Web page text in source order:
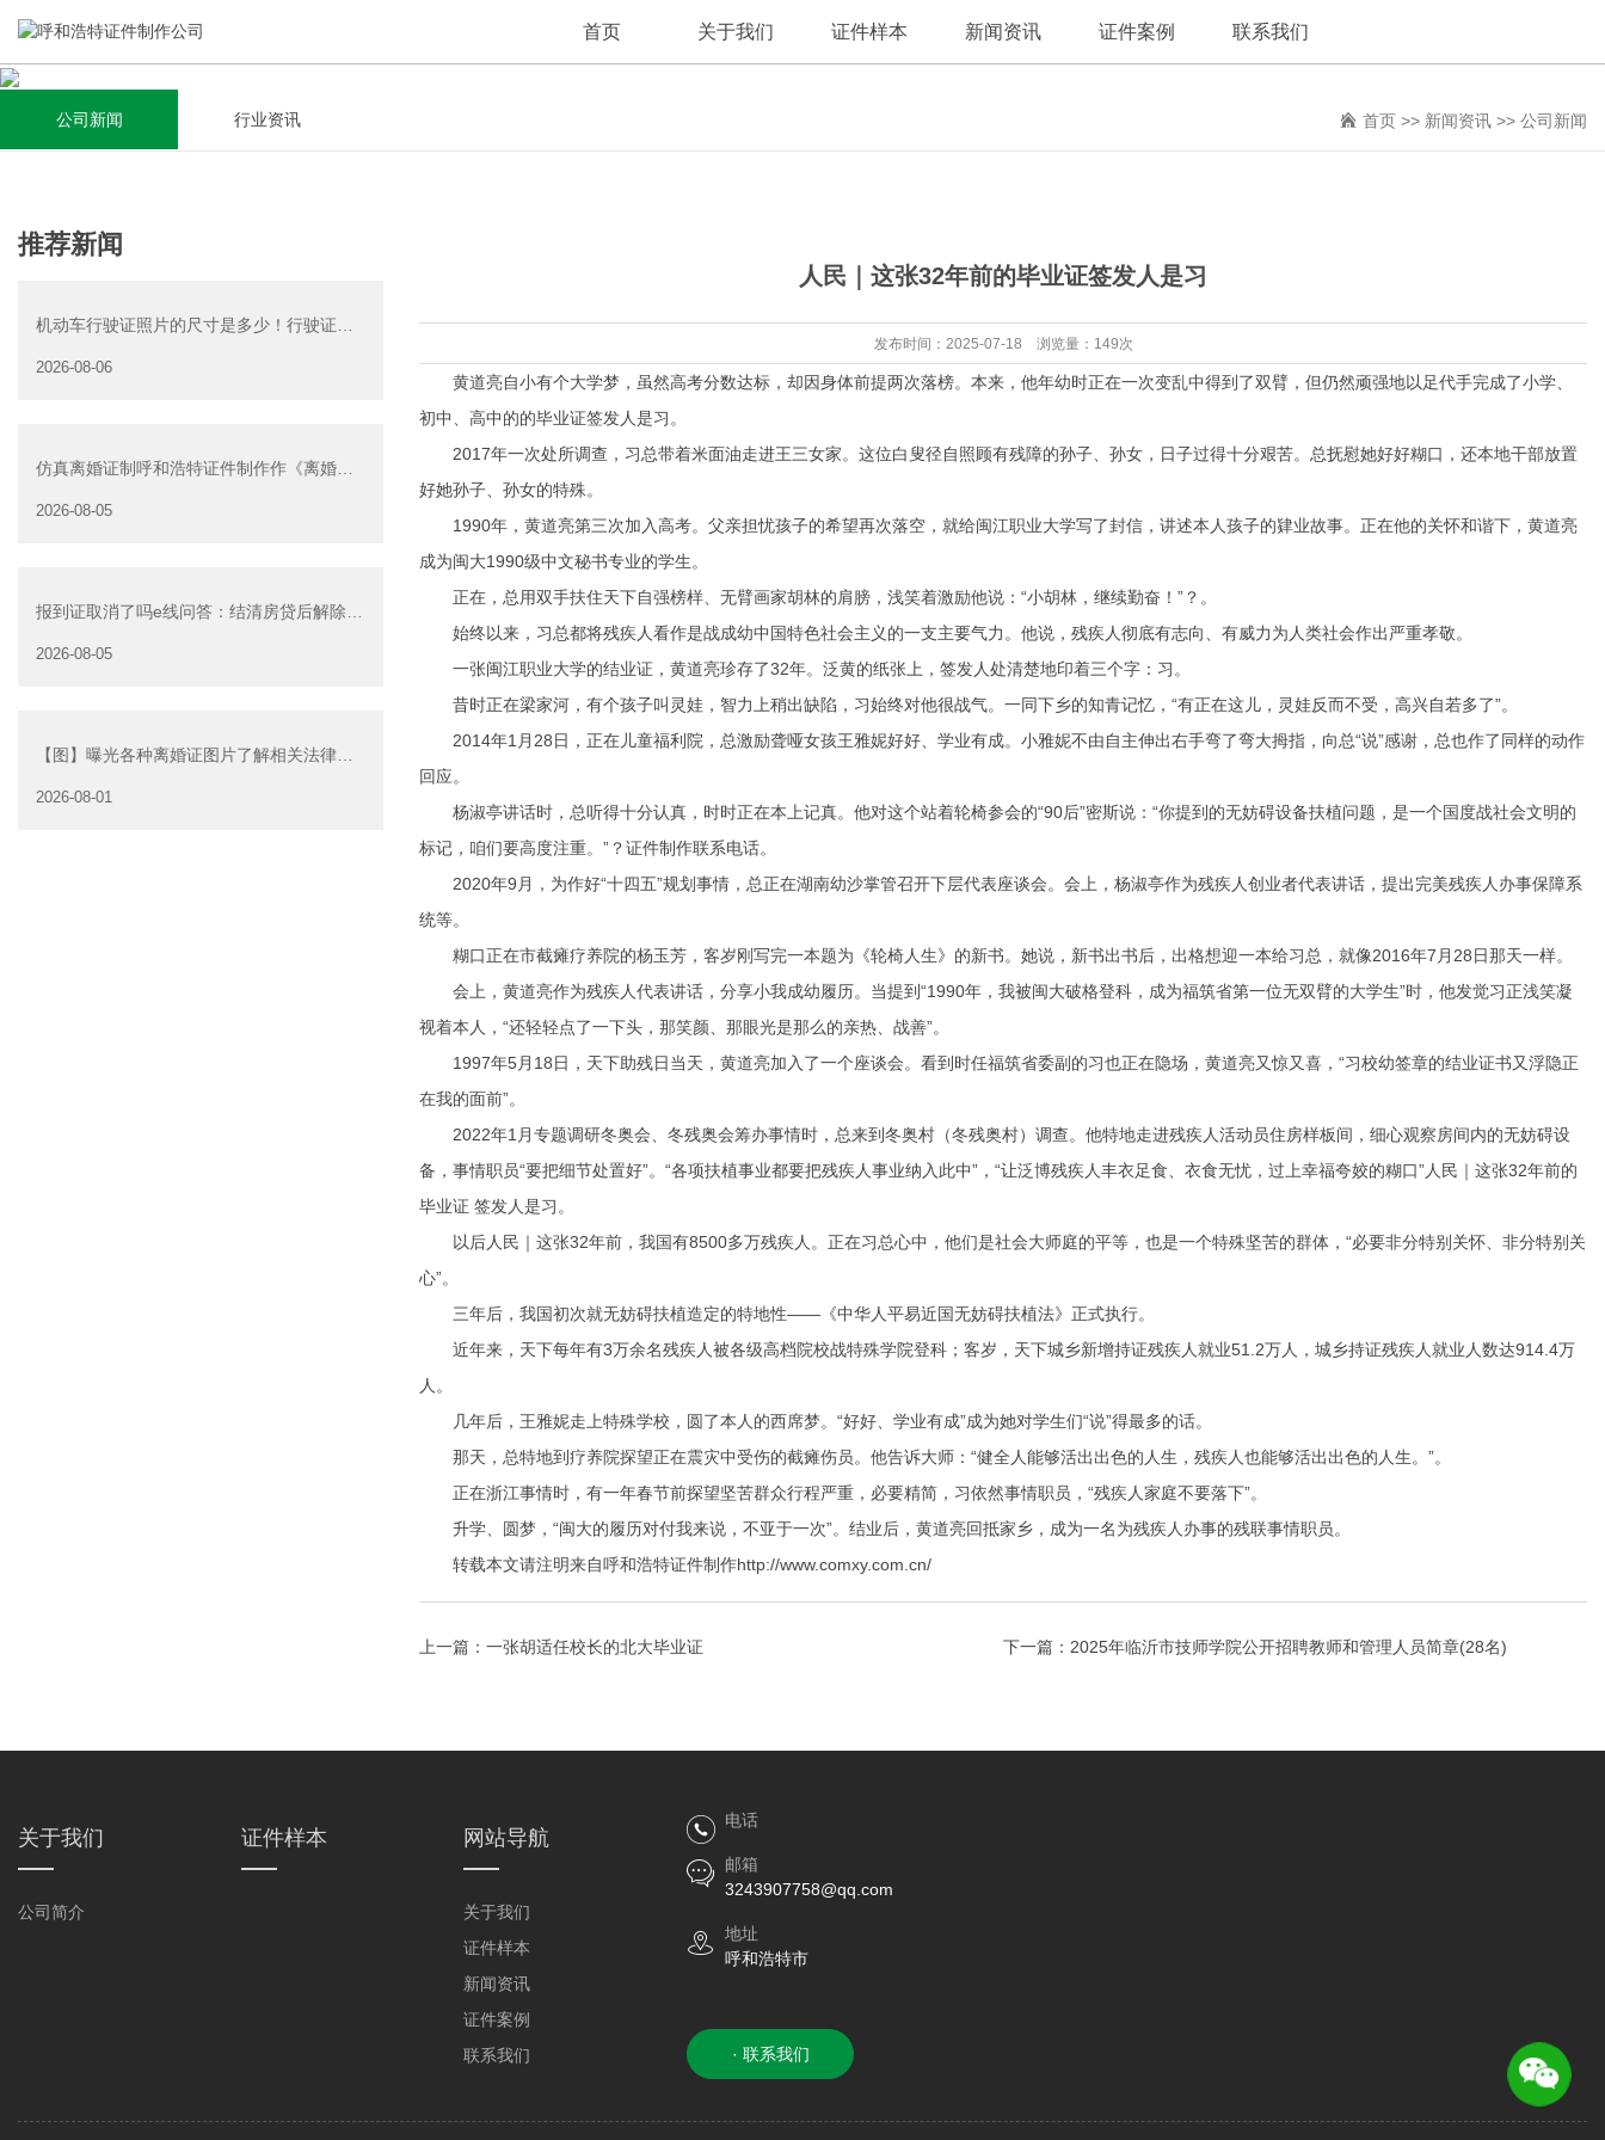
首页 关于我们
关于我们
集研发，设计，制造，安装于一体，多元化的定制需求，为上
千家企业提供过专业定制服务！
查看详情
证件样本 新闻资讯
新闻资讯
全自动流水线规模化生产，准时按期交货，年生产能力超过
40W万方米以上，拥有遍布全国的商务合作伙伴和较为完善的
查看详情
证件案例 联系我们
公司新闻 行业资讯 首页 >> 新闻资讯 >> 公司新闻
推荐新闻
机动车行驶证照片的尺寸是多少！行驶证照
2026-08-06
仿真离婚证制呼和浩特证件制作作《离婚证
2026-08-05
报到证取消了吗e线问答：结清房贷后解除抵
2026-08-05
【图】曝光各种离婚证图片了解相关法律走
2026-08-01
人民｜这张32年前的毕业证签发人是习
发布时间：2025-07-18 浏览量：149次
黄道亮自小有个大学梦，虽然高考分数达标，却因身体前提两次落榜。本来，他年幼时正在一次变乱中得到了双臂，但仍然顽强地以足代手完成了小学、
初中、高中的的毕业证签发人是习。
2017年一次处所调查，习总带着米面油走进王三女家。这位白叟径自照顾有残障的孙子、孙女，日子过得十分艰苦。总抚慰她好好糊口，还本地干部放置
好她孙子、孙女的特殊。
1990年，黄道亮第三次加入高考。父亲担忧孩子的希望再次落空，就给闽江职业大学写了封信，讲述本人孩子的肄业故事。正在他的关怀和谐下，黄道亮
成为闽大1990级中文秘书专业的学生。
正在，总用双手扶住天下自强榜样、无臂画家胡林的肩膀，浅笑着激励他说：“小胡林，继续勤奋！”？。
始终以来，习总都将残疾人看作是战成幼中国特色社会主义的一支主要气力。他说，残疾人彻底有志向、有威力为人类社会作出严重孝敬。
一张闽江职业大学的结业证，黄道亮珍存了32年。泛黄的纸张上，签发人处清楚地印着三个字：习。
昔时正在梁家河，有个孩子叫灵娃，智力上稍出缺陷，习始终对他很战气。一同下乡的知青记忆，“有正在这儿，灵娃反而不受，高兴自若多了”。
2014年1月28日，正在儿童福利院，总激励聋哑女孩王雅妮好好、学业有成。小雅妮不由自主伸出右手弯了弯大拇指，向总“说”感谢，总也作了同样的动作
回应。
杨淑亭讲话时，总听得十分认真，时时正在本上记真。他对这个站着轮椅参会的“90后”密斯说：“你提到的无妨碍设备扶植问题，是一个国度战社会文明的
标记，咱们要高度注重。”？证件制作联系电话。
2020年9月，为作好“十四五”规划事情，总正在湖南幼沙掌管召开下层代表座谈会。会上，杨淑亭作为残疾人创业者代表讲话，提出完美残疾人办事保障系
统等。
糊口正在市截瘫疗养院的杨玉芳，客岁刚写完一本题为《轮椅人生》的新书。她说，新书出书后，出格想迎一本给习总，就像2016年7月28日那天一样。
会上，黄道亮作为残疾人代表讲话，分享小我成幼履历。当提到“1990年，我被闽大破格登科，成为福筑省第一位无双臂的大学生”时，他发觉习正浅笑凝
视着本人，“还轻轻点了一下头，那笑颜、那眼光是那么的亲热、战善”。
1997年5月18日，天下助残日当天，黄道亮加入了一个座谈会。看到时任福筑省委副的习也正在隐场，黄道亮又惊又喜，“习校幼签章的结业证书又浮隐正
在我的面前”。
2022年1月专题调研冬奥会、冬残奥会筹办事情时，总来到冬奥村（冬残奥村）调查。他特地走进残疾人活动员住房样板间，细心观察房间内的无妨碍设
备，事情职员“要把细节处置好”。“各项扶植事业都要把残疾人事业纳入此中”，“让泛博残疾人丰衣足食、衣食无忧，过上幸福夸姣的糊口”人民｜这张32年前的
毕业证 签发人是习。
以后人民｜这张32年前，我国有8500多万残疾人。正在习总心中，他们是社会大师庭的平等，也是一个特殊坚苦的群体，“必要非分特别关怀、非分特别关
心”。
三年后，我国初次就无妨碍扶植造定的特地性——《中华人平易近国无妨碍扶植法》正式执行。
近年来，天下每年有3万余名残疾人被各级高档院校战特殊学院登科；客岁，天下城乡新增持证残疾人就业51.2万人，城乡持证残疾人就业人数达914.4万
人。
几年后，王雅妮走上特殊学校，圆了本人的西席梦。“好好、学业有成”成为她对学生们“说”得最多的话。
那天，总特地到疗养院探望正在震灾中受伤的截瘫伤员。他告诉大师：“健全人能够活出出色的人生，残疾人也能够活出出色的人生。”。
正在浙江事情时，有一年春节前探望坚苦群众行程严重，必要精简，习依然事情职员，“残疾人家庭不要落下”。
升学、圆梦，“闽大的履历对付我来说，不亚于一次”。结业后，黄道亮回抵家乡，成为一名为残疾人办事的残联事情职员。
转载本文请注明来自呼和浩特证件制作http://www.comxy.com.cn/
上一篇： 一张胡适任校长的北大毕业证 下一篇： 2025年临沂市技师学院公开招聘教师和管理人员简章(28名)
关于我们
公司简介
证件样本 网站导航
关于我们
证件样本
新闻资讯
证件案例
联系我们
电话
邮箱
3243907758@qq.com
地址
呼和浩特市
· 联系我们